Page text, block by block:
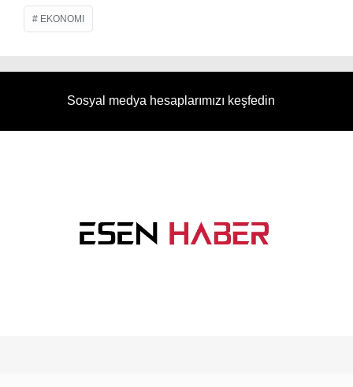
EKONOMI
Sosyal medya hesaplarımızı keşfedin